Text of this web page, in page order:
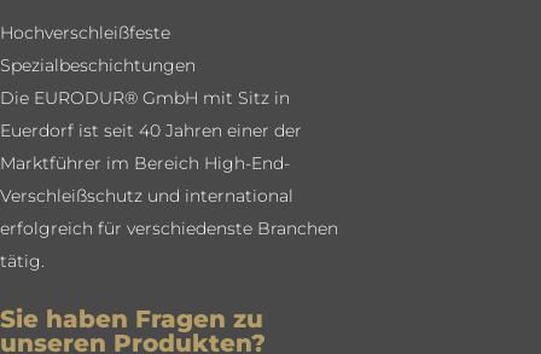
Hochverschleißfeste
Spezialbeschichtungen
Die EURODUR® GmbH mit Sitz in
Euerdorf ist seit 40 Jahren einer der
Marktführer im Bereich High-End-
Verschleißschutz und international
erfolgreich für verschiedenste Branchen
tätig.
Sie haben Fragen zu
unseren Produkten?